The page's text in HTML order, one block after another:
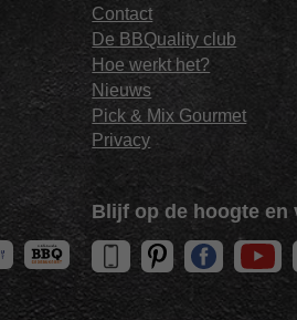
Contact
De BBQuality club
Hoe werkt het?
Nieuws
Pick & Mix Gourmet
Privacy
Blijf op de hoogte en